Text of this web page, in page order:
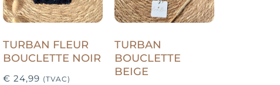
TURBAN FLEUR
BOUCLETTE NOIR
€ 24,99 (TVAC)
TURBAN
BOUCLETTE
BEIGE